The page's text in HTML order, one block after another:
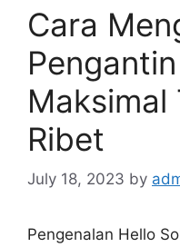
Cara
Maksimal
Ribet
July 18, 2023 by
Pengenalan Hello